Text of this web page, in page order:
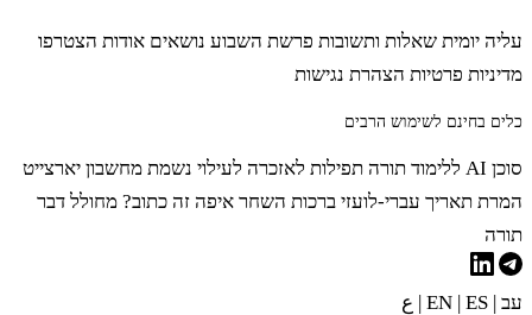
עליה יומית שאלות ותשובות פרשת השבוע נושאים אודות הצטרפו
מדיניות פרטיות הצהרת נגישות
כלים בחינם לשימוש הרבים
סוכן AI ללימוד תורה תפילות לאזכרה לעילוי נשמת מחשבון יארצייט
המרת תאריך עברי-לועזי ברכות השחר איפה זה כתוב? מחולל דבר
תורה
עב |
| ES
| ع